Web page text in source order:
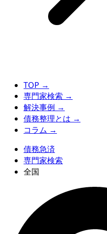
TOP →
専門家検索 →
解決事例 →
債務整理とは →
コラム →
債務急済
専門家検索
全国